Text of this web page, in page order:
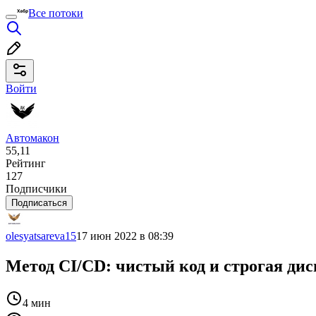
Все потоки
Войти
Автомакон
55,11
Рейтинг
127
Подписчики
Подписаться
olesyatsareva1517 июн 2022 в 08:39
Метод CI/CD: чистый код и строгая
4 мин